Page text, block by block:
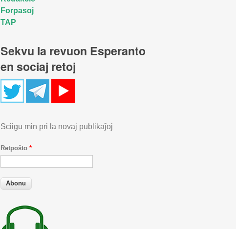
Forpasoj
TAP
Sekvu la revuon Esperanto
en sociaj retoj
Sciigu min pri la novaj publikaĵoj
Retpoŝto *